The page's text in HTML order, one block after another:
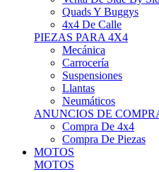
4x4 De Calle
PIEZAS PARA 4X4
Mecánica
Carrocería
Suspensiones
Llantas
Neumáticos
ANUNCIOS DE COMPRA
Compra De 4x4
Compra De Piezas
MOTOS
MOTOS
Motos De Circuito